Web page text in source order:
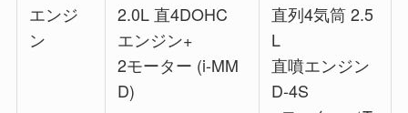
エンジ
ン
2.0L 直4DOHC
エンジン+
2モーター (i-MM
D)
直列4気筒 2.5
L
直噴エンジン
D-4S